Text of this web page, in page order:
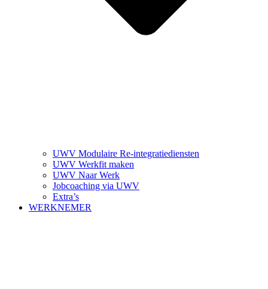
UWV Modulaire Re-integratiediensten
UWV Werkfit maken
UWV Naar Werk
Jobcoaching via UWV
Extra’s
WERKNEMER